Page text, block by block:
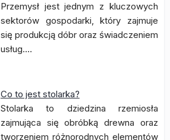
Przemysł jest jednym z kluczowych
sektorów gospodarki, który zajmuje
się produkcją dóbr oraz świadczeniem
usług.…
Co to jest stolarka?
Stolarka to dziedzina rzemiosła
zajmująca się obróbką drewna oraz
tworzeniem różnorodnych elementów